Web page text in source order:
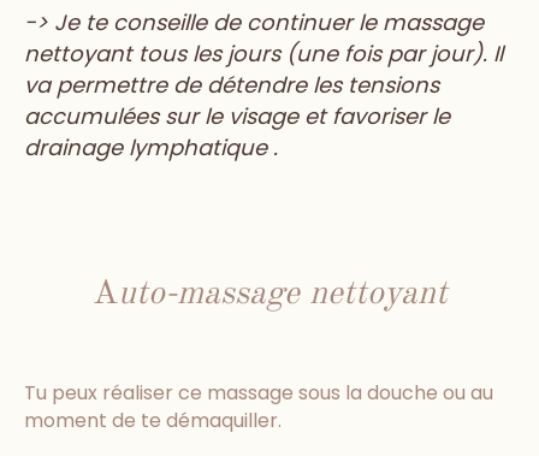
-> Je te conseille de continuer le massage
nettoyant tous les jours (une fois par jour). Il
va permettre de détendre les tensions
accumulées sur le visage et favoriser le
drainage lymphatique .
Auto-massage nettoyant
Tu peux réaliser ce massage sous la douche ou au
moment de te démaquiller.